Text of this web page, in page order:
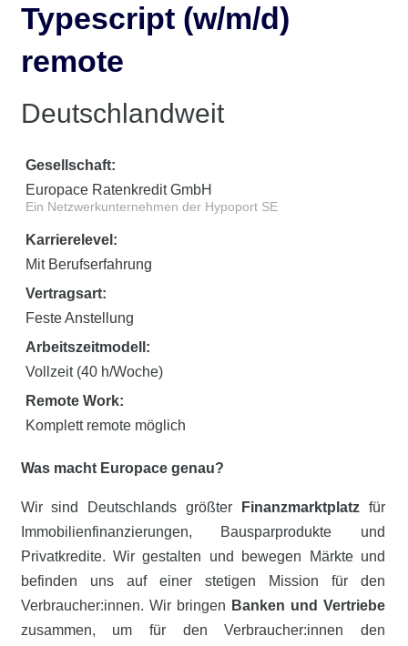
Typescript (w/m/d)
remote
Deutschlandweit
Was macht Europace genau?
Wir sind Deutschlands größter Finanzmarktplatz für
Immobilienfinanzierungen, Bausparprodukte und
Privatkredite. Wir gestalten und bewegen Märkte und
befinden uns auf einer stetigen Mission für den
Verbraucher:innen. Wir bringen Banken und Vertriebe
zusammen, um für den Verbraucher:innen den
Gesellschaft:
Europace Ratenkredit GmbH
Ein Netzwerkunternehmen der Hypoport SE
Karrierelevel:
Mit Berufserfahrung
Vertragsart:
Feste Anstellung
Arbeitszeitmodell:
Vollzeit (40 h/Woche)
Remote Work:
Komplett remote möglich